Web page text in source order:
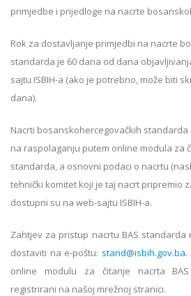
primjedbe i prijedloge na nacrte
Rok za dostavljanje primjedbi na nacrte
standarda je 60 dana od dana
sajtu ISBIH-a (ako je potrebno, može biti
dana).
Nacrti bosanskohercegovačkih
na raspolaganju putem online modula za
standarda, a osnovni podaci o nacrtu
tehnički komitet koji je taj nacrt pripremio
dostupni su na web-sajtu ISBIH-a.
Zahtjev za pristup nacrtu BAS
dostaviti na e-poštu: stand@isbih.gov.ba.
online modulu za čitanje nacrta
registrirani na našoj mrežnoj stranici.